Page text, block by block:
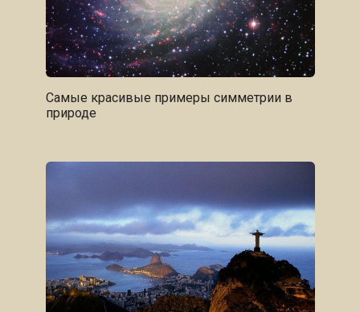
Самые красивые примеры симметрии в
природе